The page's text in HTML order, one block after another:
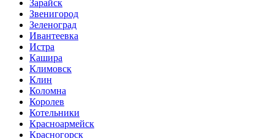
Зарайск
Звенигород
Зеленоград
Ивантеевка
Истра
Кашира
Климовск
Клин
Коломна
Королев
Котельники
Красноармейск
Красногорск